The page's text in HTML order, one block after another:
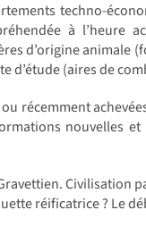
techno-
à l’heure
d’origine animale
d’étude (aires de
récemment
nouvelles
Civilisation
réificatrice ? Le